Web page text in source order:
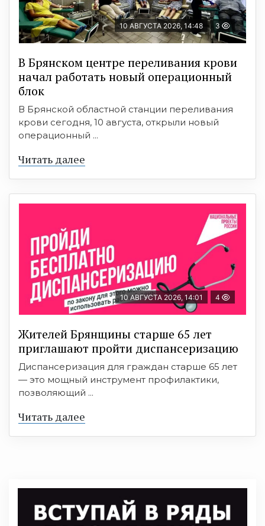
10 АВГУСТА 2026, 14:48 3
В Брянском центре переливания крови
начал работать новый операционный
блок
В Брянской областной станции переливания
крови сегодня, 10 августа, открыли новый
операционный ...
Читать далее
10 АВГУСТА 2026, 14:01 4
Жителей Брянщины старше 65 лет
приглашают пройти диспансеризацию
Диспансеризация для граждан старше 65 лет
— это мощный инструмент профилактики,
позволяющий ...
Читать далее